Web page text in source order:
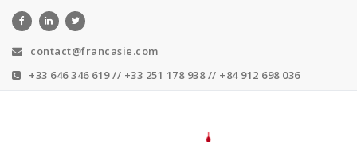
Skip
contact@francasie.com
+33 646 346 619 // +33 251 178 938 // +84 912 698 036